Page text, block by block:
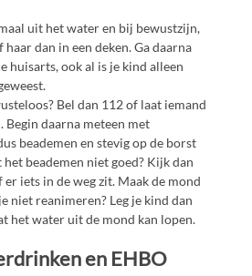
uit het water en bij bewustzijn,
dan in een deken. Ga daarna
huisarts, ook al is je kind alleen
Bel dan 112 of laat iemand
Begin daarna meteen met
beademen en stevig op de borst
beademen niet goed? Kijk dan
er iets in de weg zit. Maak de mond
niet reanimeren? Leg je kind dan
het water uit de mond kan lopen.
en EHBO